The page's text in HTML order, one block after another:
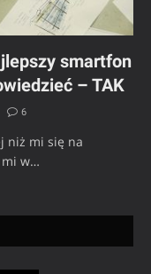
smartfon
– TAK
6
niż mi się na
mi w…